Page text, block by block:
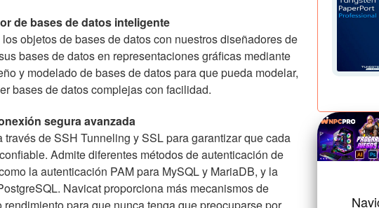
de bases de datos inteligente
objetos de bases de datos con nuestros diseñadores de
bases de datos en representaciones gráficas mediante
y modelado de bases de datos para que pueda modelar,
bases de datos complejas con facilidad.
segura avanzada
de SSH Tunneling y SSL para garantizar que cada
Admite diferentes métodos de autenticación de
la autenticación PAM para MySQL y MariaDB, y la
Navicat proporciona más mecanismos de
para que nunca tenga que preocuparse por